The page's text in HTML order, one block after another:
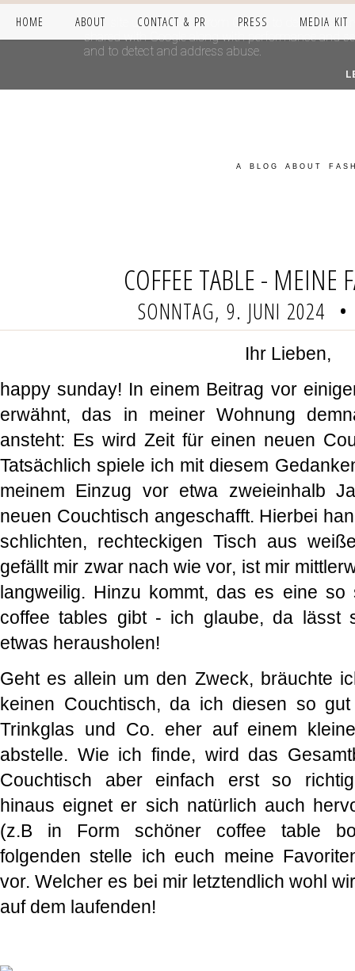
HOME ABOUT CONTACT & PR PRESS MEDIA KIT
A BLOG ABOUT
COFFEE TABLE - MEINE
SONNTAG, 9. JUNI 2024 •
Ihr Lieben,
happy sunday! In einem Beitrag vor
erwähnt, das in meiner Wohnung
ansteht: Es wird Zeit für einen neuen
Tatsächlich spiele ich mit diesem
meinem Einzug vor etwa zweieinhalb
neuen Couchtisch angeschafft. Hierbei
schlichten, rechteckigen Tisch aus
gefällt mir zwar nach wie vor, ist mir
langweilig. Hinzu kommt, das es eine so
coffee tables gibt - ich glaube, da lässt
etwas herausholen!
Geht es allein um den Zweck, bräuchte
keinen Couchtisch, da ich diesen so
Trinkglas und Co. eher auf einem
abstelle. Wie ich finde, wird das
Couchtisch aber einfach erst so
hinaus eignet er sich natürlich auch
(z.B in Form schöner coffee table
folgenden stelle ich euch meine
vor. Welcher es bei mir letztendlich wohl
auf dem laufenden!
This site uses cookies from Google to deliver its
shared with Google along with performance and
and to detect and address abuse.